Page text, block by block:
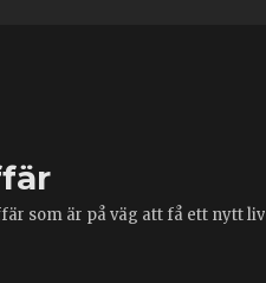
som är på väg att få ett nytt liv